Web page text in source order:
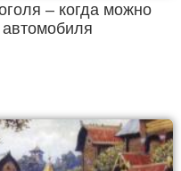
– когда можно
автомобиля